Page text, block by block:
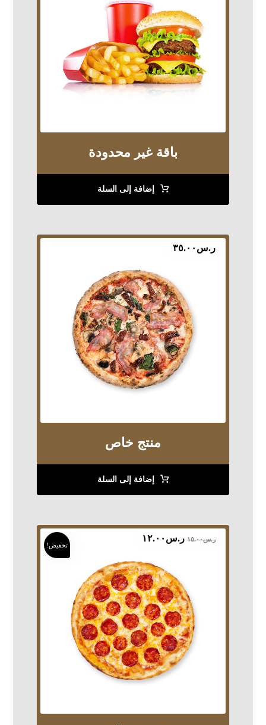
باقة غير محدودة
إضافة إلى السلة
منتج خاص
ر.س ٣٥.٠٠
إضافة إلى السلة
ر.س١٥.٠٠ ر.س ١٢.٠٠
تخفيض!